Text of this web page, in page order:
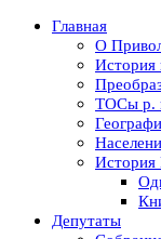
Главная
О
История
ТОСы р.
История
Депутаты